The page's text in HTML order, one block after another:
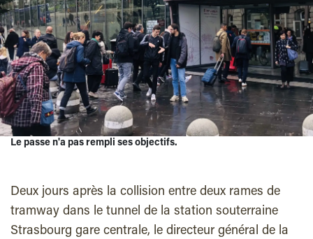
Le passe n'a pas rempli ses objectifs.
Deux jours après la collision entre deux rames de
tramway dans le tunnel de la station souterraine
Strasbourg gare centrale, le directeur général de la